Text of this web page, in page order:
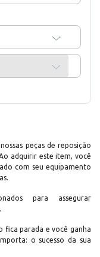
peças de reposição
adquirir este item, você
com seu equipamento
para assegurar
fica parada e você ganha
o sucesso da sua